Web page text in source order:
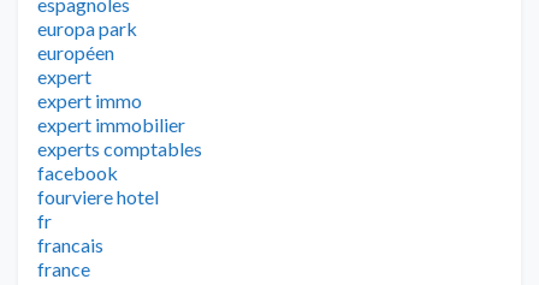
europa park
européen
expert
expert immo
expert immobilier
experts comptables
facebook
fourviere hotel
fr
francais
france